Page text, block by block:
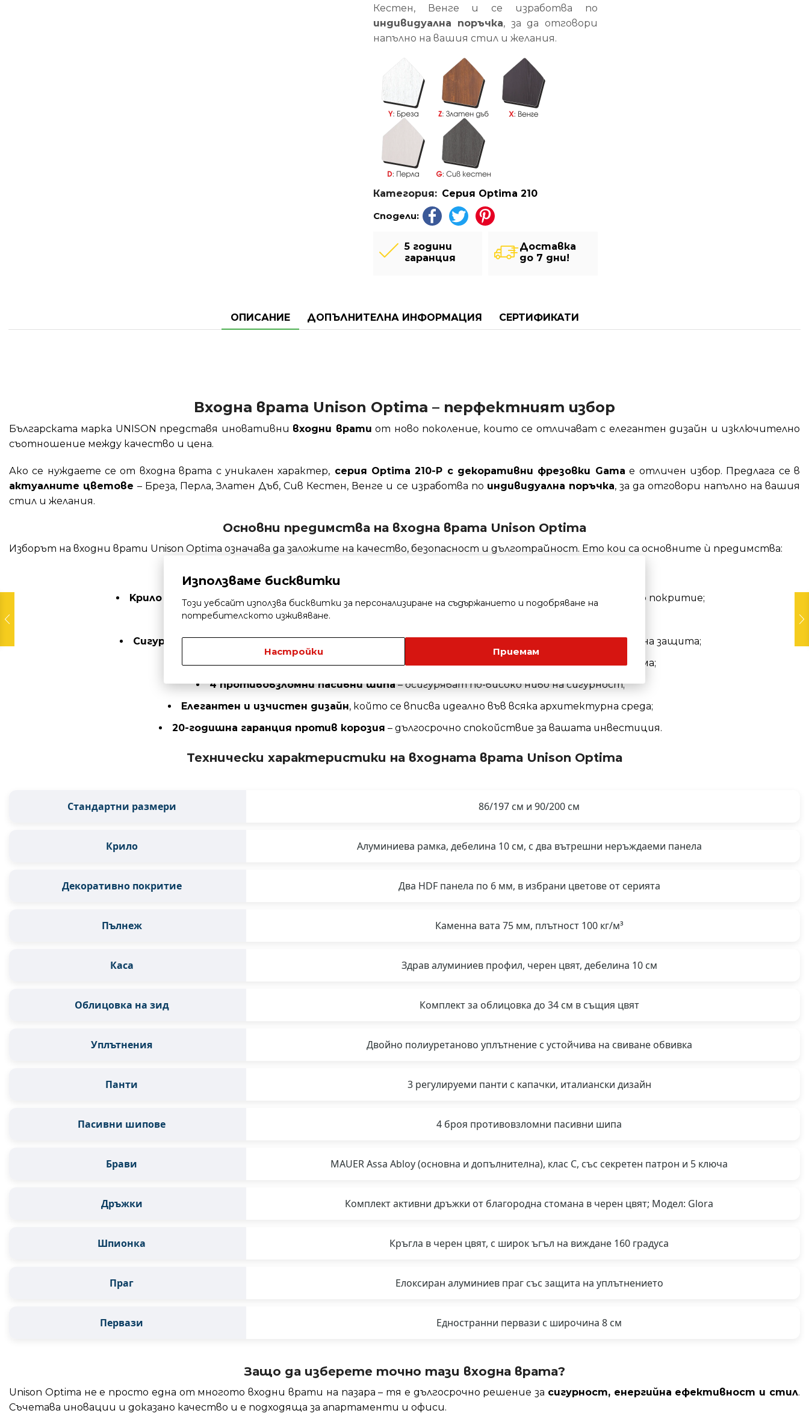
Кестен, Венге и се изработва по
индивидуална поръчка, за да отговори
напълно на вашия стил и желания.
Категория: Серия Optima 210
Сподели:
5 години
гаранция
Доставка
до 7 дни!
ОПИСАНИЕ ДОПЪЛНИТЕЛНА ИНФОРМАЦИЯ СЕРТИФИКАТИ
Входна врата Unison Optima – перфектният избор
Българската марка UNISON представя иновативни входни врати от ново поколение, които се отличават с елегантен дизайн и изключително
съотношение между качество и цена.
Ако се нуждаете се от входна врата с уникален характер, серия Optima 210-P с декоративни фрезовки Gama е отличен избор. Предлага се в
актуалните цветове– Бреза, Перла, Златен Дъб, Сив Кестен, Венге и се изработва по индивидуална поръчка, за да отговори напълно на вашия
стил и желания.
Основни предимства на входна врата Unison Optima
Изборът на входни врати Unison Optima означава да заложите на качество, безопасност и дълготрайност. Ето кои са основните ѝ предимства:
Здрава алуминиева конструкция
Kрило и рамка от структуриран алуминий
и 2 бр. вътрешни панели със специално неръждаемо покритие;
Изолация от каменна вата (100 кг/м³)
Сигурна заключваща система MAUER ASSA ABLOY, клас C
– включена в комплекта за максимална защита;
Италиански обков и панти– гарантират стилен завършек и дълъг живот на механизма;
4 противовзломни пасивни шипа– осигуряват по-високо ниво на сигурност;
Елегантен и изчистен дизайн, който се вписва идеално във всяка архитектурна среда;
20-годишна гаранция против корозия – дългосрочно спокойствие за вашата инвестиция.
Технически характеристики на входната врата Unison Optima
Стандартни размери 86/197 см и 90/200 см
Крило Алуминиева рамка, дебелина 10 см, с два вътрешни неръждаеми панела
Декоративно покритие Два HDF панела по 6 мм, в избрани цветове от серията
Пълнеж Каменна вата 75 мм, плътност 100 кг/м³
Каса Здрав алуминиев профил, черен цвят, дебелина 10 см
Облицовка на зид Комплект за облицовка до 34 см в същия цвят
Уплътнения Двойно полиуретаново уплътнение с устойчива на свиване обвивка
Панти 3 регулируеми панти с капачки, италиански дизайн
Пасивни шипове 4 броя противовзломни пасивни шипа
Брави MAUER Assa Abloy (основна и допълнителна), клас С, със секретен патрон и 5 ключа
Дръжки Комплект активни дръжки от благородна стомана в черен цвят; Модел: Glora
Шпионка Кръгла в черен цвят, с широк ъгъл на виждане 160 градуса
Праг Елоксиран алуминиев праг със защита на уплътнението
Первази Едностранни первази с широчина 8 см
Защо да изберете точно тази входна врата?
Unison Optima не е просто една от многото входни врати на пазара – тя е дългосрочно решение за сигурност, енергийна ефективност и стил.
Съчетава иновации и доказано качество и е подходяща за апартаменти и офиси.
Използваме бисквитки
Този уебсайт използва бисквитки за персонализиране на съдържанието и подобряване на
потребителското изживяване.
Настройки Приемам